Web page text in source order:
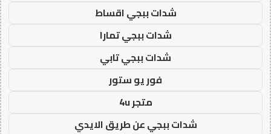
شدات ببجي اقساط
شدات ببجي تمارا
شدات ببجي تابي
فور يو ستور
متجر 4u
شدات ببجي عن طريق الايدي